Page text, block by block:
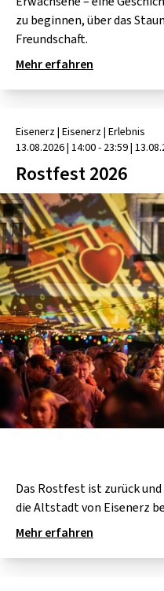
CAFÉ WOLF
POSTGARAGE
GOLD & PECH
HARD & HEAVY
SINGER-SONGWRITER
VOLKSMUSIK
KULTURLAND
zu beginnen, über das
Freundschaft.
Mehr erfahren
Eisenerz| Eisenerz| Erlebnis
13.08.2026| 14:00 - 23:59|
Rostfest 2026
Das Rostfest ist zurück
die Altstadt von Eisenerz
Mehr erfahren